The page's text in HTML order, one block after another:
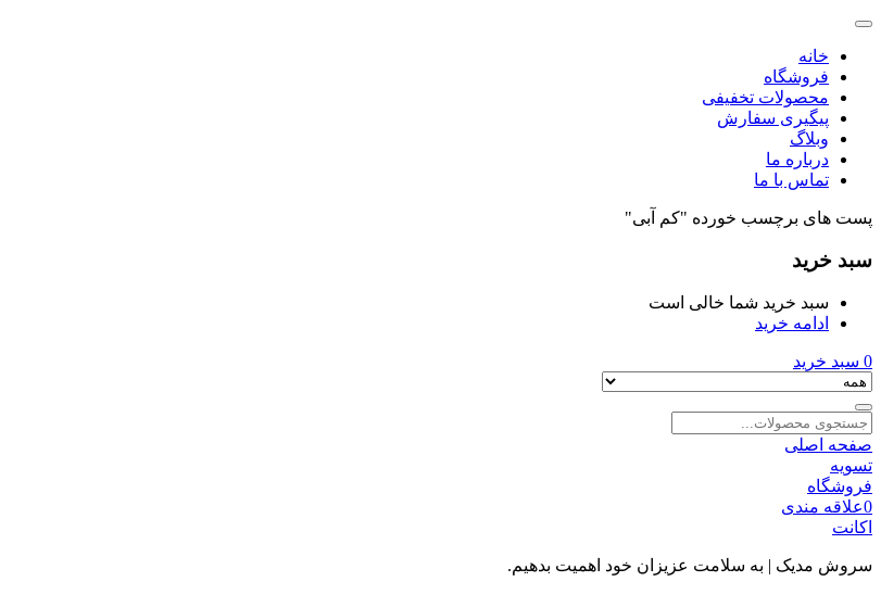
خانه
فروشگاه
محصولات تخفیفی
پیگیری سفارش
وبلاگ
درباره ما
تماس با ما
پست های برچسب خورده "کم آبی"
سبد خرید
سبد خرید شما خالی است
ادامه خرید
0 سبد خرید
صفحه اصلی
تسویه
فروشگاه
0علاقه مندی
اکانت
سروش مدیک | به سلامت عزیزان خود اهمیت بدهیم.